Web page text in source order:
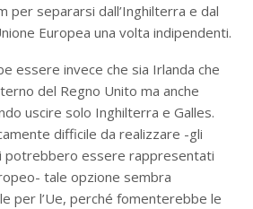
per separarsi dall’Inghilterra e dal
Europea una volta indipendenti.
essere invece che sia Irlanda che
del Regno Unito ma anche
uscire solo Inghilterra e Galles.
difficile da realizzare -gli
potrebbero essere rappresentati
tale opzione sembra
per l’Ue, perché fomenterebbe le